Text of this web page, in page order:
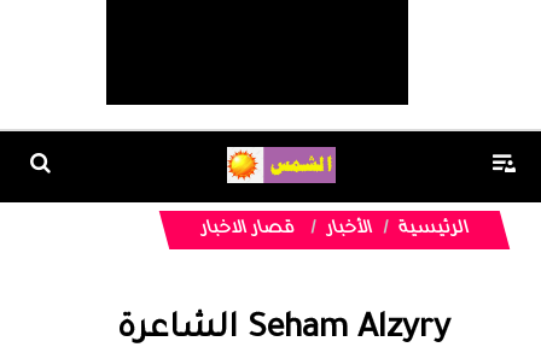
الرئيسية الأخبار قصار الاخبار
Seham Alzyry الشاعرة